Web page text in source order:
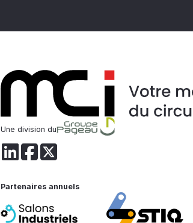
Une division du
Partenaires annuels